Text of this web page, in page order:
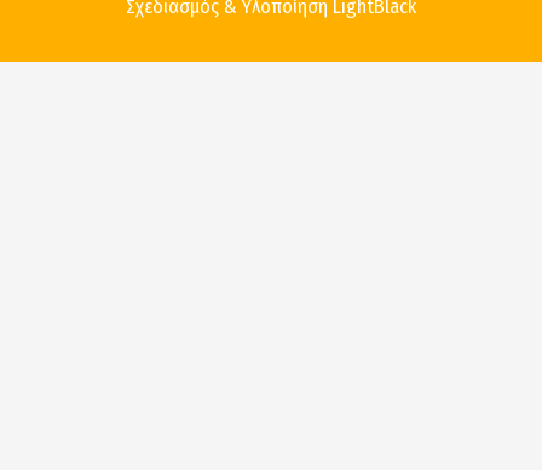
f
Σχεδιασμός & Υλοποίηση LightBlack